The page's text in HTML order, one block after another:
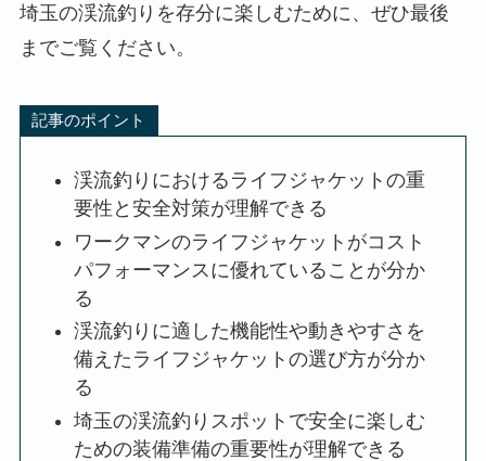
埼玉の渓流釣りを存分に楽しむために、ぜひ最後
までご覧ください。
記事のポイント
渓流釣りにおけるライフジャケットの重
要性と安全対策が理解できる
ワークマンのライフジャケットがコスト
パフォーマンスに優れていることが分か
る
渓流釣りに適した機能性や動きやすさを
備えたライフジャケットの選び方が分か
る
埼玉の渓流釣りスポットで安全に楽しむ
ための装備準備の重要性が理解できる